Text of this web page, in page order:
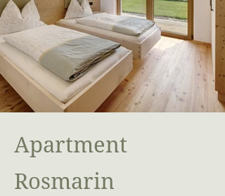
Apartment
Rosmarin